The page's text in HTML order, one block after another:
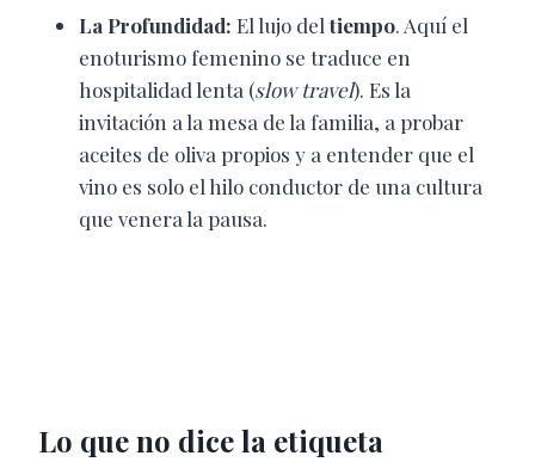
La Profundidad: El lujo deltiempo. Aquí el
enoturismo femenino se traduce en
hospitalidad lenta (slow travel). Es la
invitación a la mesa de la familia, a probar
aceites de oliva propios y a entender que el
vino es solo el hilo conductor de una cultura
que venera la pausa.
Lo que no dice la etiqueta